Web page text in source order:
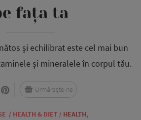
fața ta
și echilibrat este cel mai bun
și mineralele în corpul tău.
/ HEALTH & DIET / HEALTH,
Urmărește-ne